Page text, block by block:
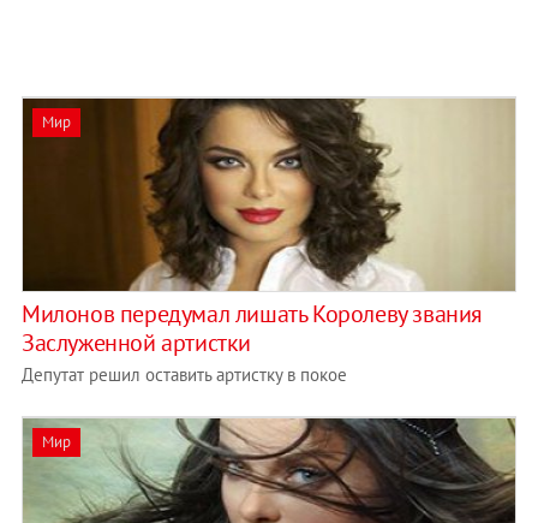
Мир
Милонов передумал лишать Королеву звания
Заслуженной артистки
Депутат решил оставить артистку в покое
Мир